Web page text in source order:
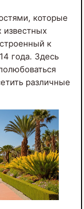
которые
известных
к
года. Здесь
различные